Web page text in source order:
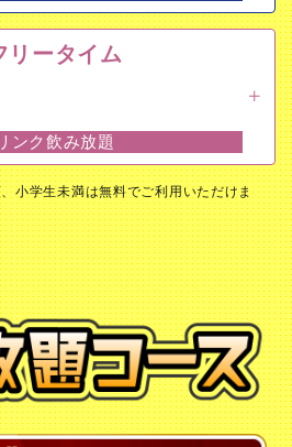
ンク飲み放題
ータイム
ンク飲み放題
小学生未満は無料でご利用いただけま